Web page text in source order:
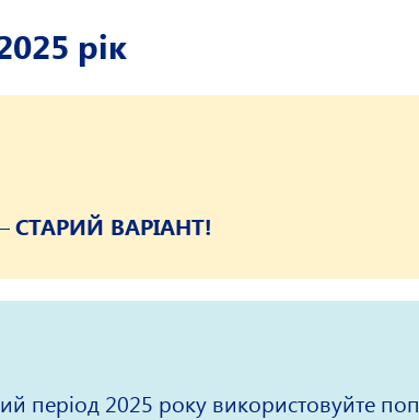
рік
СТАРИЙ ВАРІАНТ!
період 2025 року використовуйте